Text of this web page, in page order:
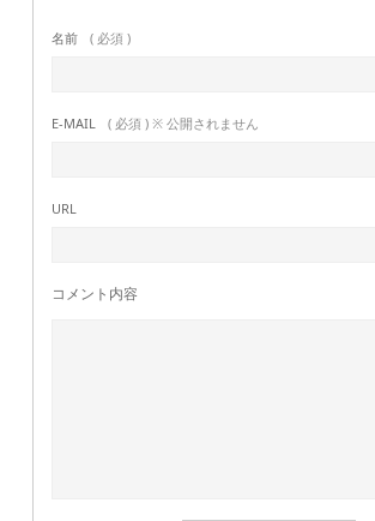
名前 ( 必須 )
E-MAIL ( 必須 ) ※ 公開されません
URL
コメント内容